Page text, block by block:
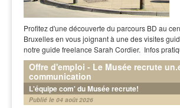
Profitez d'une découverte du parcours BD au
Bruxelles en vous joignant à une des visites
notre guide freelance Sarah Cordier. Infos
Offre d'emploi - Le Musée recrute
communication
L'équipe com' du Musée recrute!
Publié le 04 août 2026